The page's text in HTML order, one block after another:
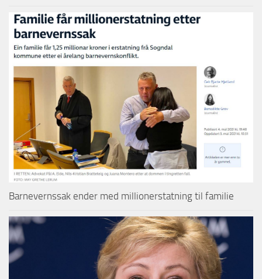
Barnevernssak ender med millionerstatning til familie